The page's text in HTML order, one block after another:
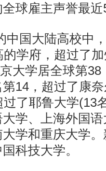
球雇主声誉最
国大陆高校中，
学府，超过了
大学居全球第
14，超过了康
了耶鲁大学(13
学、上海外国
学和重庆大学
科技大学。